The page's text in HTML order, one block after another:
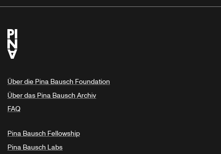
Über die Pina Bausch Foundation
Über das Pina Bausch Archiv
FAQ
Pina Bausch Fellowship
Pina Bausch Labs